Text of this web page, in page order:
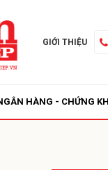
GIỚI THIỆU
HÀNG - CHỨNG